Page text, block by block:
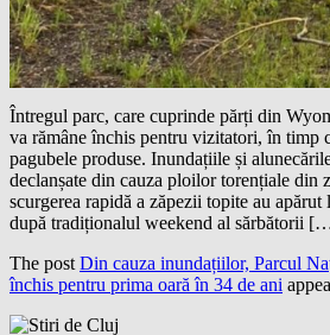
Întregul parc, care cuprinde părți din
va rămâne închis pentru vizitatori, în timp
pagubele produse. Inundațiile și
declanșate din cauza ploilor torențiale din
scurgerea rapidă a zăpezii topite au apărut
după tradiționalul weekend al sărbătorii
The post Din cauza inundațiilor, Parcul
închis pentru prima oară în 34 de ani